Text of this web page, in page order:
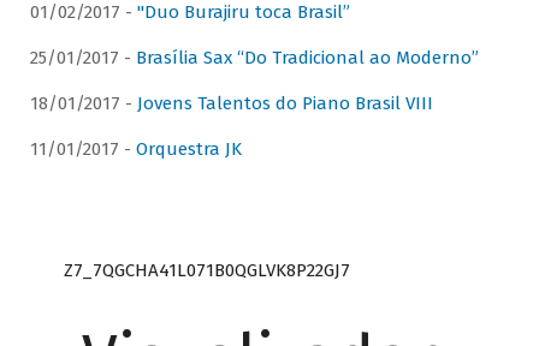
01/02/2017 - "Duo Burajiru toca Brasil”
25/01/2017 - Brasília Sax “Do Tradicional ao Moderno”
18/01/2017 - Jovens Talentos do Piano Brasil VIII
11/01/2017 - Orquestra JK
Z7_7QGCHA41L071B0QGLVK8P22GJ7